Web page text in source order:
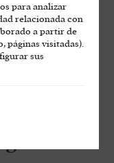
la
para analizar
relacionada con
a partir de
páginas visitadas).
sus